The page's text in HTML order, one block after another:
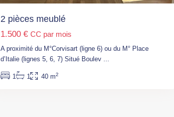
2 pièces meublé
1.500 € CC par mois
A proximité du M°Corvisart (ligne 6) ou du M° Place
d’Italie (lignes 5, 6, 7) Situé Boulev ...
1 1 40 m2